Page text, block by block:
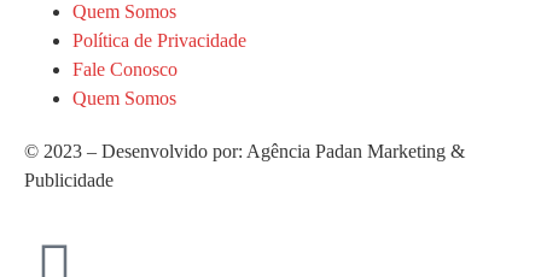
Quem Somos
Política de Privacidade
Fale Conosco
Quem Somos
© 2023 – Desenvolvido por: Agência Padan Marketing &
Publicidade